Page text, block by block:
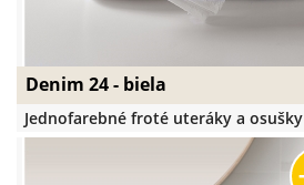
Denim 24 - biela
Jednofarebné froté uteráky a osušky